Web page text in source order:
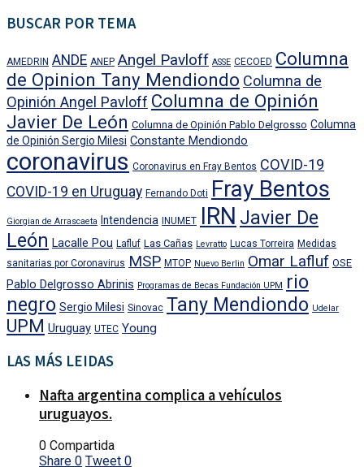
BUSCAR POR TEMA
AMEDRIN ANDE ANEP Angel Pavloff ASSE CECOED Columna
de Opinion Tany Mendiondo Columna de
Opinión Angel Pavloff Columna de Opinión
Javier De León Columna de Opinión Pablo Delgrosso Columna
de Opinión Sergio Milesi Constante Mendiondo
coronavirus Coronavirus en Fray Bentos COVID-19
COVID-19 en Uruguay Fernando Doti Fray Bentos
Giorgian de Arrascaeta Intendencia INUMET IRN Javier De
León Lacalle Pou Lafluf Las Cañas Levratto Lucas Torreira Medidas
sanitarias por Coronavirus MSP MTOP Nuevo Berlin Omar Lafluf OSE
Pablo Delgrosso Abrinis Programas de Becas Fundación UPM
rio
negro Sergio Milesi Sinovac Tany Mendiondo Udelar
UPM Uruguay UTEC Young
LAS MÁS LEIDAS
Nafta argentina complica a vehículos
uruguayos.
0 Compartida
Share 0 Tweet 0